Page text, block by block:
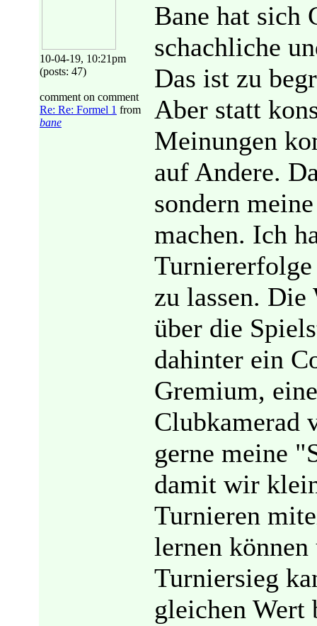
10-04-19, 10:21pm
(posts: 47)
comment on comment
Re: Re: Formel 1 from
bane
Bane hat sich
schachliche
Das ist zu
Aber statt
Meinungen
auf Andere.
sondern
machen. Ich
zu lassen. Die
über die
dahinter ein
Gremium,
Clubkamerad
gerne meine
damit wir
Turnieren
lernen können
Turniersieg
gleichen Wert